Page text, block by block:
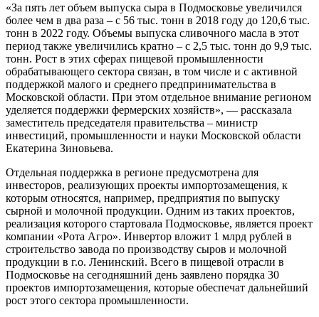
«За пять лет объем выпуска сыра в Подмосковье увеличился
более чем в два раза – с 56 тыс. тонн в 2018 году до 120,6 тыс.
тонн в 2022 году. Объемы выпуска сливочного масла в этот
период также увеличились кратно – с 2,5 тыс. тонн до 9,9 тыс.
тонн. Рост в этих сферах пищевой промышленности
обрабатывающего сектора связан, в том числе и с активной
поддержкой малого и среднего предпринимательства в
Московской области. При этом отдельное внимание регионом
уделяется поддержки фермерских хозяйств», — рассказала
заместитель председателя правительства – министр
инвестиций, промышленности и науки Московской области
Екатерина Зиновьева.
Отдельная поддержка в регионе предусмотрена для
инвесторов, реализующих проекты импортозамещения, к
которым относятся, например, предприятия по выпуску
сырной и молочной продукции. Одним из таких проектов,
реализация которого стартовала Подмосковье, является проект
компании «Рота Агро». Инвертор вложит 1 млрд рублей в
строительство завода по производству сыров и молочной
продукции в г.о. Ленинский. Всего в пищевой отрасли в
Подмосковье на сегодняшний день заявлено порядка 30
проектов импортозамещения, которые обеспечат дальнейший
рост этого сектора промышленности.